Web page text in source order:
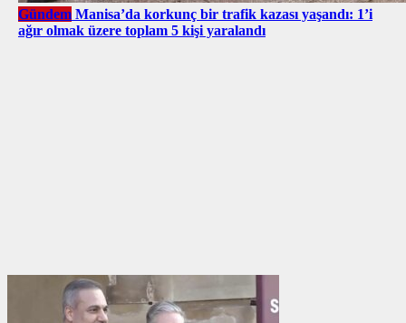
Gündem Manisa’da korkunç bir trafik kazası yaşandı: 1’i
ağır olmak üzere toplam 5 kişi yaralandı